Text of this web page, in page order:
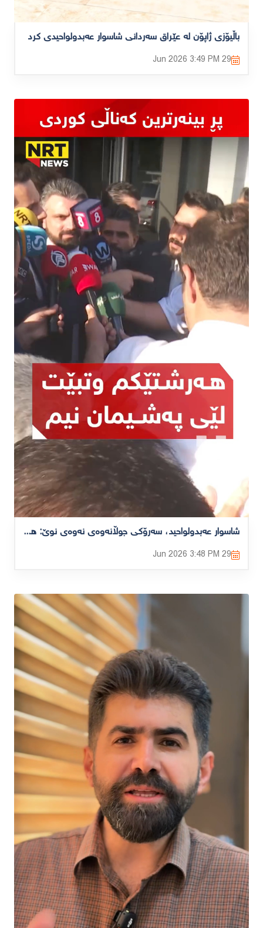
باڵیۆزی ژاپۆن لە عێراق سەردانی شاسوار عەبدولواحیدی کرد
29 Jun 2026
3:49 PM
شاسوار عەبدولواحید، سەرۆکی جوڵانەوەی نەوەی نوێ: هەرشتێکم وتبێت لێی پەشیمان نیم
29 Jun 2026
3:48 PM